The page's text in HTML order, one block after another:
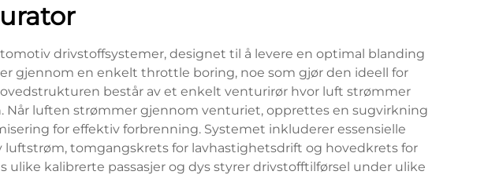
drivstoffsystemer, designet til å levere en optimal blanding
gjennom en enkelt throttle boring, noe som gjør den ideell for
består av et enkelt venturirør hvor luft strømmer
luften strømmer gjennom venturiet, opprettes en sugvirkning
for effektiv forbrenning. Systemet inkluderer essensielle
tomgangskrets for lavhastighetsdrift og hovedkrets for
kalibrerte passasjer og dys styrer drivstofftilførsel under ulike